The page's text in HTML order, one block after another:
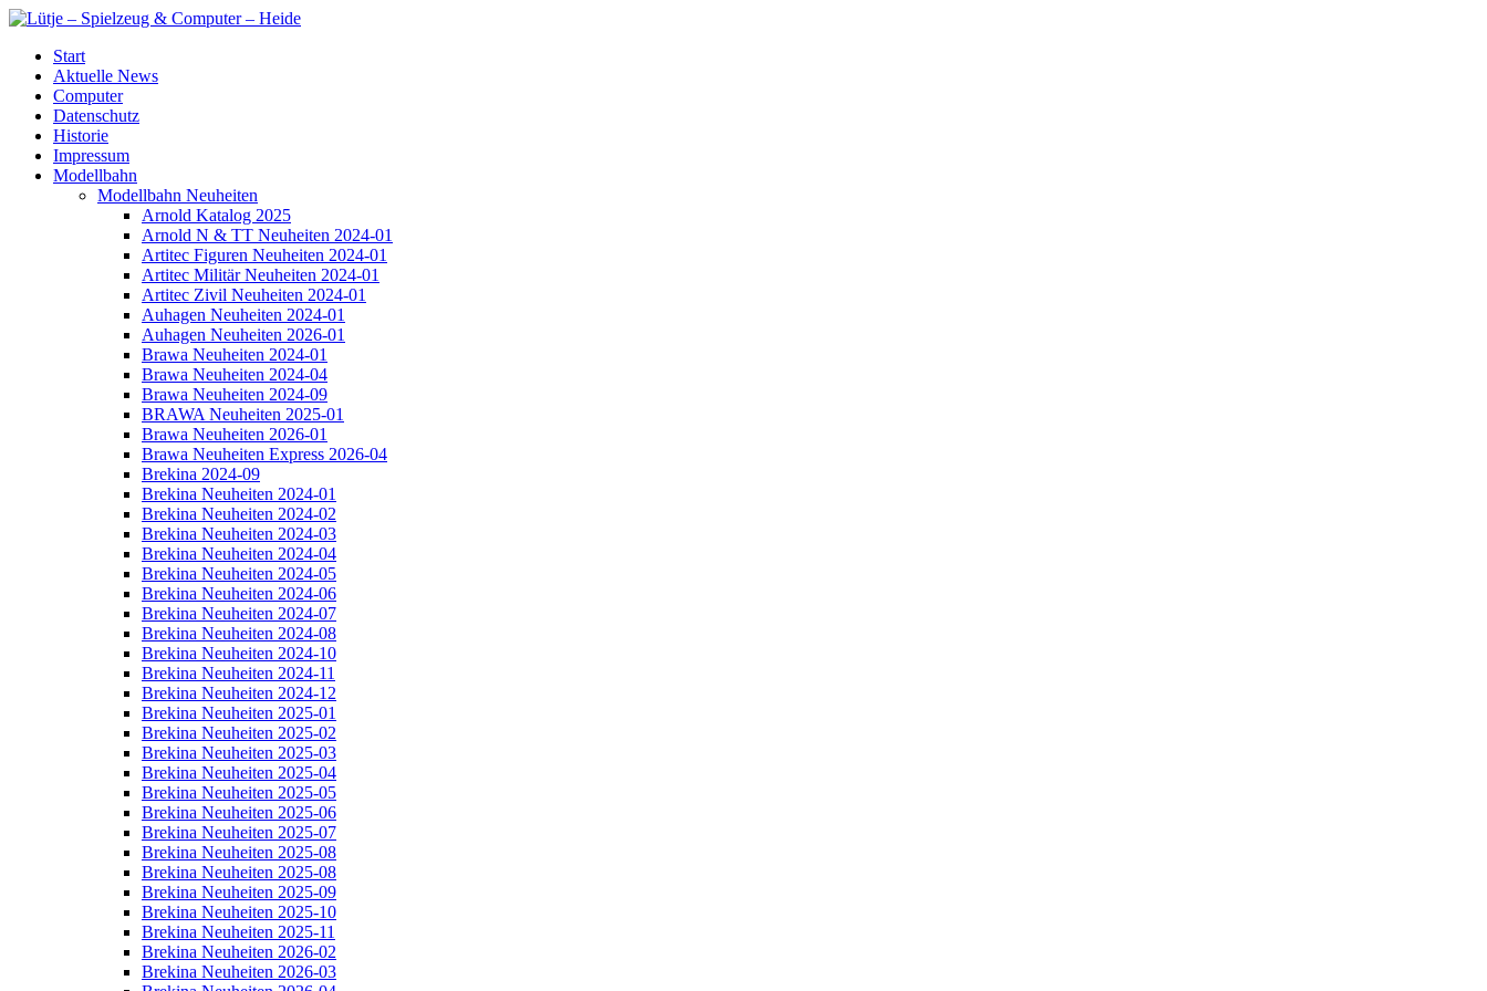
Start
Aktuelle News
Computer
Datenschutz
Historie
Impressum
Modellbahn
Modellbahn Neuheiten
Arnold Katalog 2025
Arnold N & TT Neuheiten 2024-01
Artitec Figuren Neuheiten 2024-01
Artitec Militär Neuheiten 2024-01
Artitec Zivil Neuheiten 2024-01
Auhagen Neuheiten 2024-01
Auhagen Neuheiten 2026-01
Brawa Neuheiten 2024-01
Brawa Neuheiten 2024-04
Brawa Neuheiten 2024-09
BRAWA Neuheiten 2025-01
Brawa Neuheiten 2026-01
Brawa Neuheiten Express 2026-04
Brekina 2024-09
Brekina Neuheiten 2024-01
Brekina Neuheiten 2024-02
Brekina Neuheiten 2024-03
Brekina Neuheiten 2024-04
Brekina Neuheiten 2024-05
Brekina Neuheiten 2024-06
Brekina Neuheiten 2024-07
Brekina Neuheiten 2024-08
Brekina Neuheiten 2024-10
Brekina Neuheiten 2024-11
Brekina Neuheiten 2024-12
Brekina Neuheiten 2025-01
Brekina Neuheiten 2025-02
Brekina Neuheiten 2025-03
Brekina Neuheiten 2025-04
Brekina Neuheiten 2025-05
Brekina Neuheiten 2025-06
Brekina Neuheiten 2025-07
Brekina Neuheiten 2025-08
Brekina Neuheiten 2025-08
Brekina Neuheiten 2025-09
Brekina Neuheiten 2025-10
Brekina Neuheiten 2025-11
Brekina Neuheiten 2026-02
Brekina Neuheiten 2026-03